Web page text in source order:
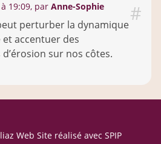
#
19:09, par Anne-Sophie
perturber la dynamique
accentuer des
sur nos côtes.
Web Site réalisé avec SPIP